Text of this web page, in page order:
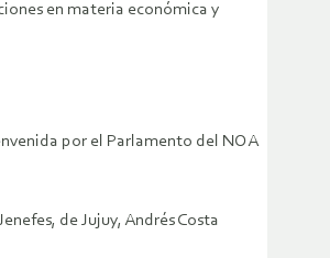
en materia económica y
por el Parlamento del NOA
de Jujuy, Andrés Costa